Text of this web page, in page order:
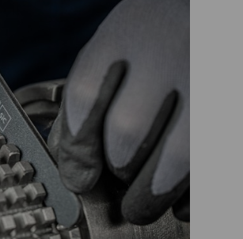
SWEDEN
SWITZERLAND
TURKEY
UNITED
KINGDOM